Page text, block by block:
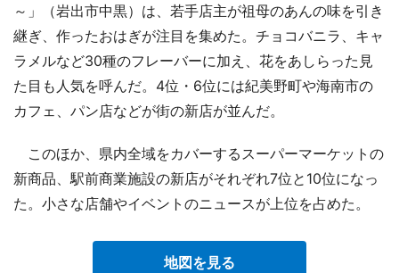
～」（岩出市中黒）は、若手店主が祖母のあんの味を引き
継ぎ、作ったおはぎが注目を集めた。チョコバニラ、キャ
ラメルなど30種のフレーバーに加え、花をあしらった見
た目も人気を呼んだ。4位・6位には紀美野町や海南市の
カフェ、パン店などが街の新店が並んだ。
このほか、県内全域をカバーするスーパーマーケットの
新商品、駅前商業施設の新店がそれぞれ7位と10位になっ
た。小さな店舗やイベントのニュースが上位を占めた。
地図を見る